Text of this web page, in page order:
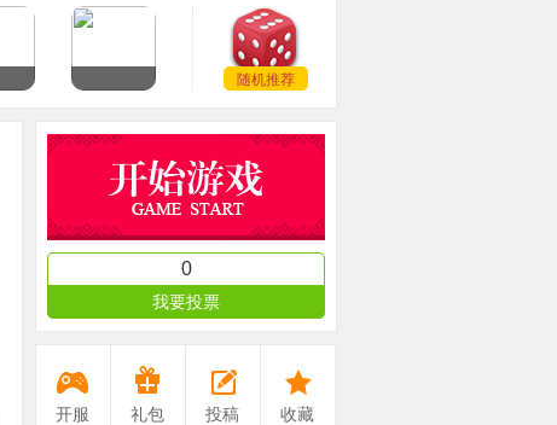
随机推荐
0
我要投票
开服 礼包 投稿 收藏